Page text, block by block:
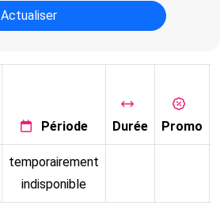
Actualiser
Période Durée Promo
temporairement
indisponible